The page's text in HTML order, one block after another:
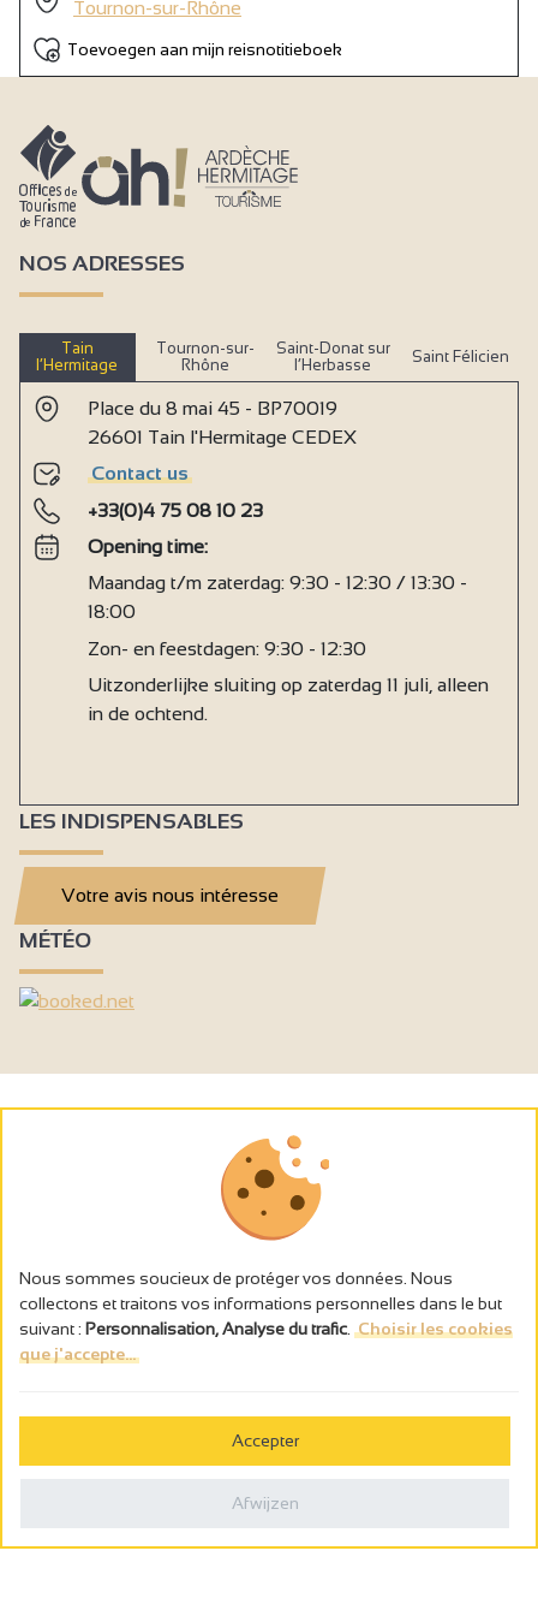
Televisieaansluiting
Televisie
Wifi Internet
Douche
Privé sanitair
Tournon-sur-Rhône
Toevoegen aan mijn reisnotitieboek
NOS ADRESSES
Tain
l’Hermitage
Tournon-sur-
Rhône
Saint-Donat sur
l’Herbasse
Saint Félicien
Place du 8 mai 45 - BP70019
26601 Tain l'Hermitage CEDEX
Contact us
+33(0)4 75 08 10 23
Opening time:
Maandag t/m zaterdag: 9:30 - 12:30 / 13:30 -
18:00
Zon- en feestdagen: 9:30 - 12:30
Uitzonderlijke sluiting op zaterdag 11 juli, alleen
in de ochtend.
LES INDISPENSABLES
Votre avis nous intéresse
MÉTÉO
L’abus d’alcool est dangereux pour la santé, à consommer avec
Politique de confidentialité
Nous sommes soucieux de protéger vos données. Nous
collectons et traitons vos informations personnelles dans le but
suivant : Personnalisation, Analyse du trafic Choisir les cookies
que j'accepte...
Accepter
Afwijzen